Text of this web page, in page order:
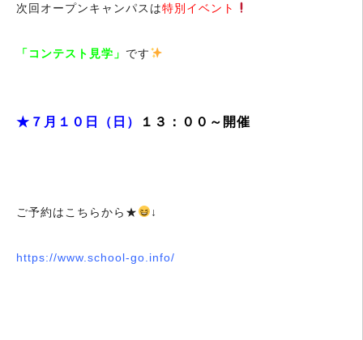
次回オープンキャンパスは特別イベント
「コンテスト見学」 です
★７月１０日（日） １３：００～開催
ご予約はこちらから★ ↓
https://www.school-go.info/